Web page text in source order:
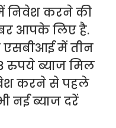
निवेश करने की
आपके लिए है.
में तीन
रुपये ब्याज मिल
करने से पहले
नई ब्याज दरें